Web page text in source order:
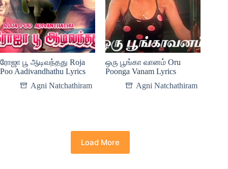
ரோஜா பூ ஆடிவந்தது Roja
Poo Aadivandhathu Lyrics
Agni Natchathiram
ஒரு பூங்கா வானம் Oru
Poonga Vanam Lyrics
Agni Natchathiram
Load More